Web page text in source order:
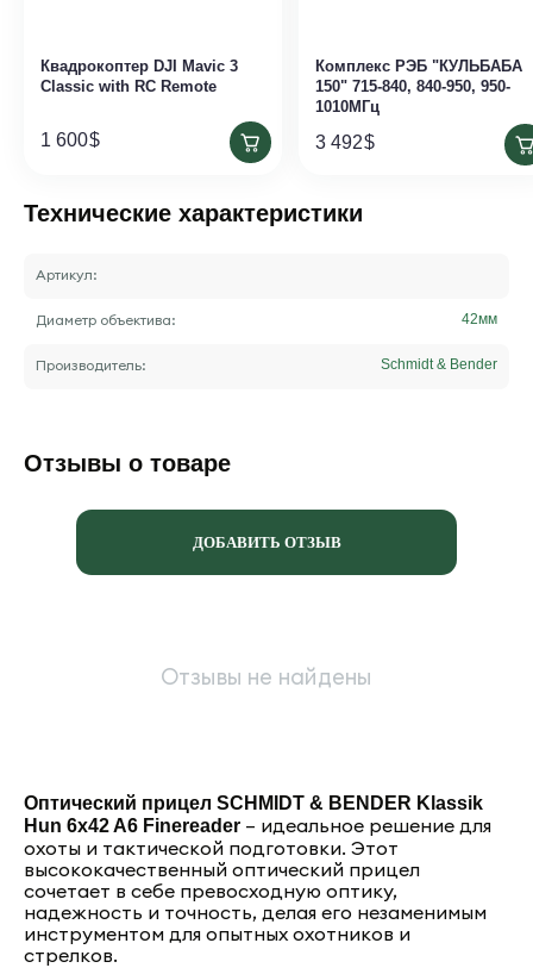
Квадрокоптер DJI Mavic 3
Classic with RC Remote
1 600$
Комплекс РЭБ "КУЛЬБАБА
150" 715-840, 840-950, 950-
1010МГц
3 492$
Технические характеристики
Артикул:
Диаметр объектива: 42мм
Производитель: Schmidt & Bender
Отзывы о товаре
ДОБАВИТЬ ОТЗЫВ
Отзывы не найдены
Оптический прицел SCHMIDT & BENDER Klassik
Hun 6x42 A6 Finereader – идеальное решение для
охоты и тактической подготовки. Этот
высококачественный оптический прицел
сочетает в себе превосходную оптику,
надежность и точность, делая его незаменимым
инструментом для опытных охотников и
стрелков.